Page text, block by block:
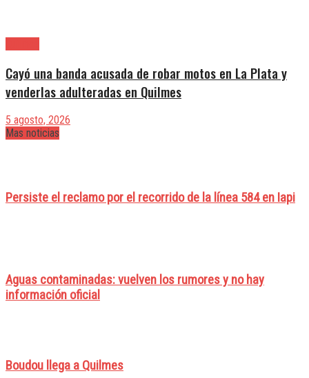
Cayó una banda acusada de robar motos en La Plata y
venderlas adulteradas en Quilmes
5 agosto, 2026
Mas noticias
Persiste el reclamo por el recorrido de la línea 584 en Iapi
Aguas contaminadas: vuelven los rumores y no hay
información oficial
Boudou llega a Quilmes